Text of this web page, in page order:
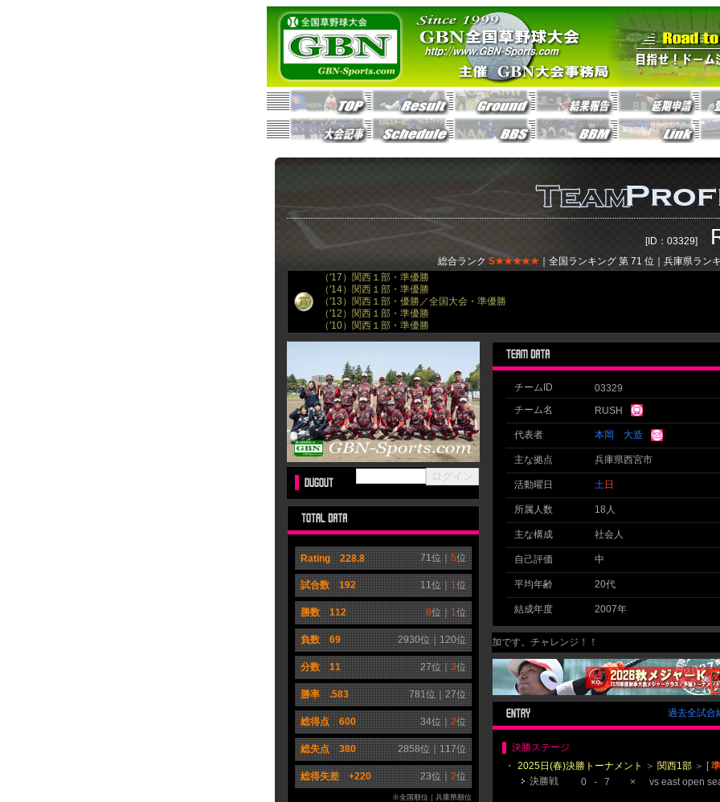
[ID：03329]
総合ランク S★★★★★ ｜全国ランキング 第 71 位｜兵庫県ラン
（'17）関西１部・準優勝
（'14）関西１部・準優勝
（'13）関西１部・優勝／全国大会・準優勝
（'12）関西１部・準優勝
（'10）関西１部・準優勝
Rating 228.8 71位｜5位
試合数 192 11位｜1位
勝数 112 8位｜1位
負数 69 2930位｜120位
分数 11 27位｜3位
勝率 .583 781位｜27位
総得点 600 34位｜2位
総失点 380 2858位｜117位
総得失差 +220 23位｜2位
※全国順位｜兵庫県順位
チームID 03329
チーム名 RUSH
代表者 本岡 大造
主な拠点 兵庫県西宮市
活動曜日 土 日
所属人数 18人
主な構成 社会人
自己評価 中
平均年齢 20代
結成年度 2007年
初参加です。チャレンジ！！
過去全試合
決勝ステージ
・
2025日(春)決勝トーナメント ＞ 関西1部＞ [
決勝戦
0 - 7 × vs east open